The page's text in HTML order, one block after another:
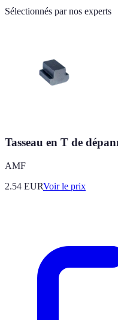
Sélectionnés par nos experts
Tasseau en T de
AMF
2.54 EURVoir le prix